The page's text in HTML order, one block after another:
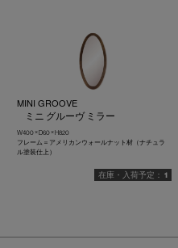
MINI GROOVE
ミニ グルーヴ ミラー
W400 × D60 × H820
フレーム＝アメリカンウォールナット材（ナチュラ
ル塗装仕上）
1